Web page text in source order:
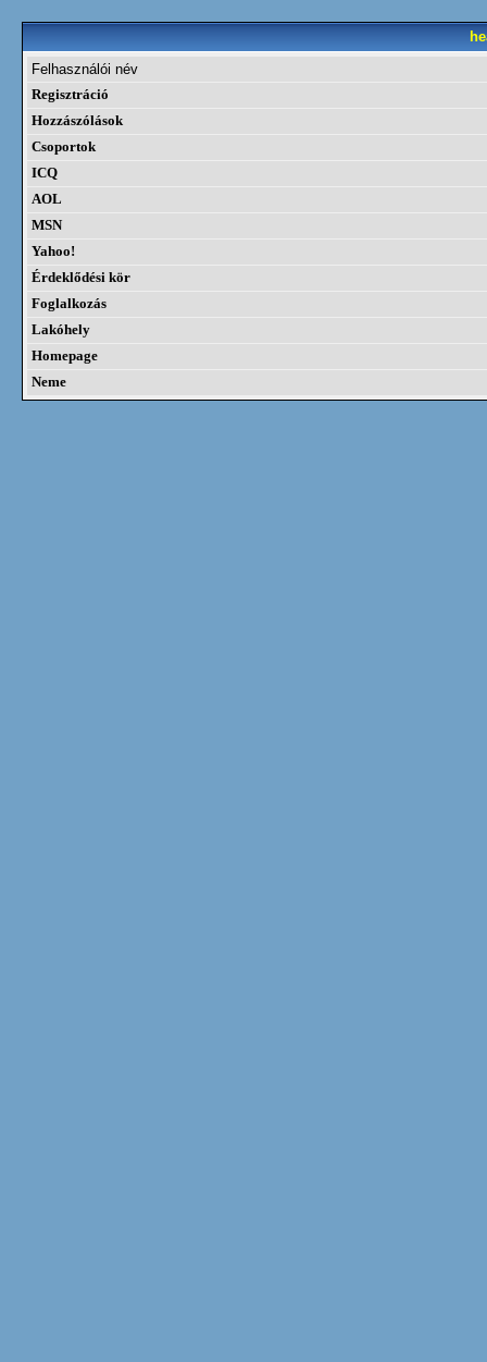
Felhasználói név
Regisztráció
Hozzászólások
Csoportok
ICQ
AOL
MSN
Yahoo!
Érdeklődési kör
Foglalkozás
Lakóhely
Homepage
Neme